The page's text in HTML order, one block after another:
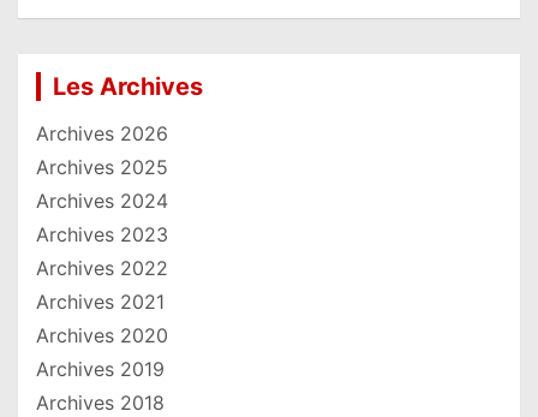
Les Archives
Archives 2026
Archives 2025
Archives 2024
Archives 2023
Archives 2022
Archives 2021
Archives 2020
Archives 2019
Archives 2018